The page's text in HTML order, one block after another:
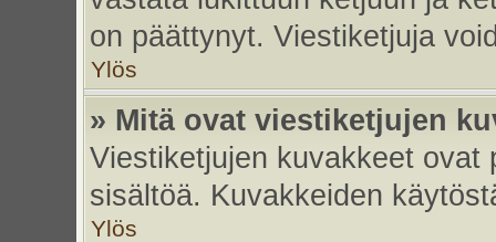
on päättynyt. Viestiketjuja
Ylös
» Mitä ovat viestiketjujen
Viestiketjujen kuvakkeet ovat
sisältöä. Kuvakkeiden
Ylös